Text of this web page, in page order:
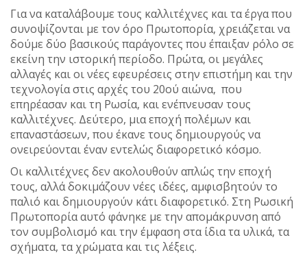
Για να καταλάβουμε τους καλλιτέχνες και τα έργα που
συνοψίζονται με τον όρο Πρωτοπορία, χρειάζεται να
δούμε δύο βασικούς παράγοντες που έπαιξαν ρόλο σε
εκείνη την ιστορική περίοδο. Πρώτα, οι μεγάλες
αλλαγές και οι νέες εφευρέσεις στην επιστήμη και την
τεχνολογία στις αρχές του 20ού αιώνα, που
επηρέασαν και τη Ρωσία, και ενέπνευσαν τους
καλλιτέχνες. Δεύτερο, μια εποχή πολέμων και
επαναστάσεων, που έκανε τους δημιουργούς να
ονειρεύονται έναν εντελώς διαφορετικό κόσμο.
Οι καλλιτέχνες δεν ακολουθούν απλώς την εποχή
τους, αλλά δοκιμάζουν νέες ιδέες, αμφισβητούν το
παλιό και δημιουργούν κάτι διαφορετικό. Στη Ρωσική
Πρωτοπορία αυτό φάνηκε με την απομάκρυνση από
τον συμβολισμό και την έμφαση στα ίδια τα υλικά, τα
σχήματα, τα χρώματα και τις λέξεις.